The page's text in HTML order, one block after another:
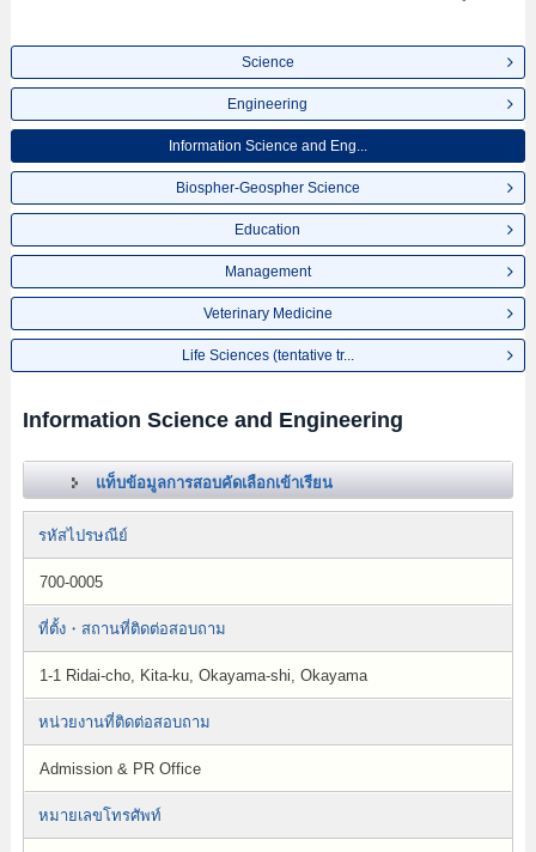
Science
Engineering
Information Science and Eng...
Biospher-Geospher Science
Education
Management
Veterinary Medicine
Life Sciences (tentative tr...
Information Science and Engineering
แท็บข้อมูลการสอบคัดเลือกเข้าเรียน
รหัสไปรษณีย์
700-0005
ที่ตั้ง・สถานที่ติดต่อสอบถาม
1-1 Ridai-cho, Kita-ku, Okayama-shi, Okayama
หน่วยงานที่ติดต่อสอบถาม
Admission & PR Office
หมายเลขโทรศัพท์